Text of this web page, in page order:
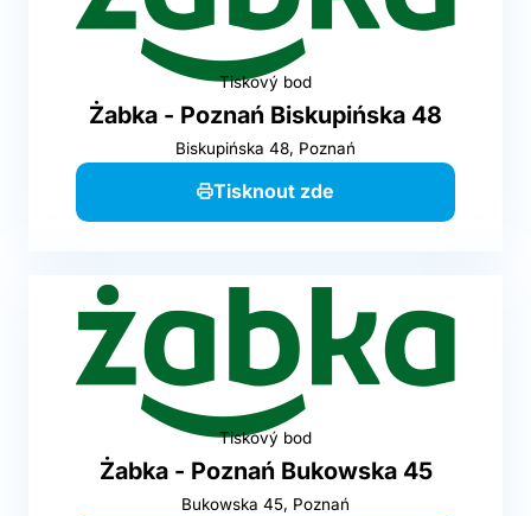
Tiskový bod
Żabka - Poznań Biskupińska 48
Biskupińska 48, Poznań
Tisknout zde
Tiskový bod
Żabka - Poznań Bukowska 45
Bukowska 45, Poznań